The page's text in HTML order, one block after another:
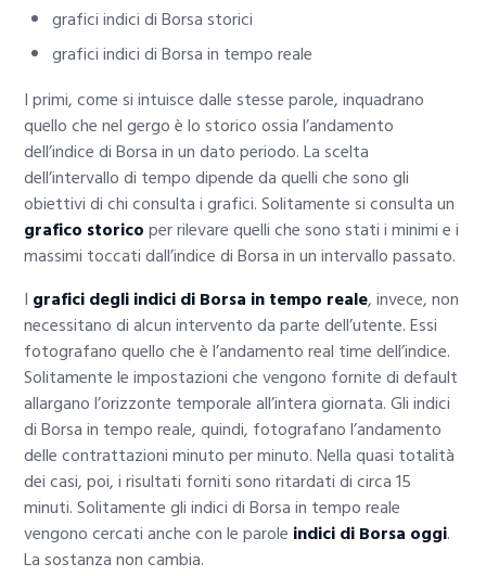
grafici indici di Borsa storici
grafici indici di Borsa in tempo reale
I primi, come si intuisce dalle stesse parole, inquadrano
quello che nel gergo è lo storico ossia l’andamento
dell’indice di Borsa in un dato periodo. La scelta
dell’intervallo di tempo dipende da quelli che sono gli
obiettivi di chi consulta i grafici. Solitamente si consulta un
grafico storicoper rilevare quelli che sono stati i minimi e i
massimi toccati dall’indice di Borsa in un intervallo passato.
I grafici degli indici di Borsa in tempo reale, invece, non
necessitano di alcun intervento da parte dell’utente. Essi
fotografano quello che è l’andamento real time dell’indice.
Solitamente le impostazioni che vengono fornite di default
allargano l’orizzonte temporale all’intera giornata. Gli indici
di Borsa in tempo reale, quindi, fotografano l’andamento
delle contrattazioni minuto per minuto. Nella quasi totalità
dei casi, poi, i risultati forniti sono ritardati di circa 15
minuti. Solitamente gli indici di Borsa in tempo reale
vengono cercati anche con le parole indici di Borsa oggi.
La sostanza non cambia.